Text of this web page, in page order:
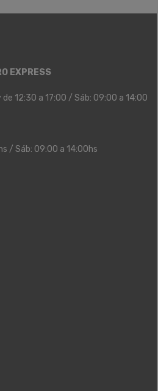
EXPRESS
12:30 a 17:00 / Sáb: 09:00 a 14:00
/ Sáb: 09:00 a 14:00hs